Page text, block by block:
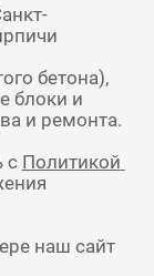
блоки и
с
Политикой